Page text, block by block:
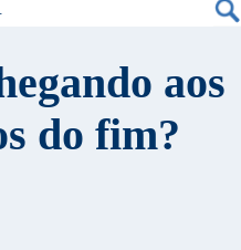
aos
do fim?